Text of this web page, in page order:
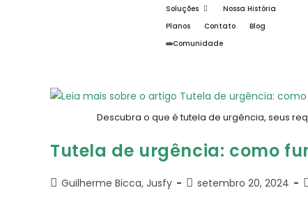
Soluções
Nossa História
Planos
Contato
Blog
Comunidade
Descubra o que é tutela de urgência, seus
Tutela de urgência: como
Guilherme Bicca, Jusfy setembro 20, 2024